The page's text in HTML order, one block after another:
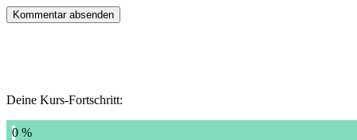
Deine Kurs-Fortschritt:
0 %